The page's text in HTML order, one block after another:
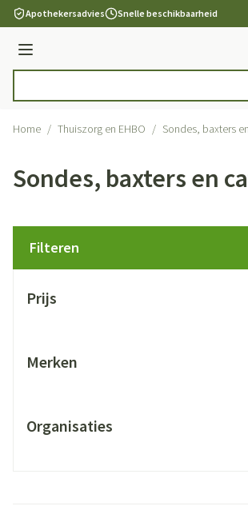
Ga naar de inhoud
Apothekersadvies Snelle beschikbaarheid
Menu
Home / Thuiszorg en EHBO / Sondes, baxters
Sondes, baxters en
Filteren
Prijs
Merken
Organisaties